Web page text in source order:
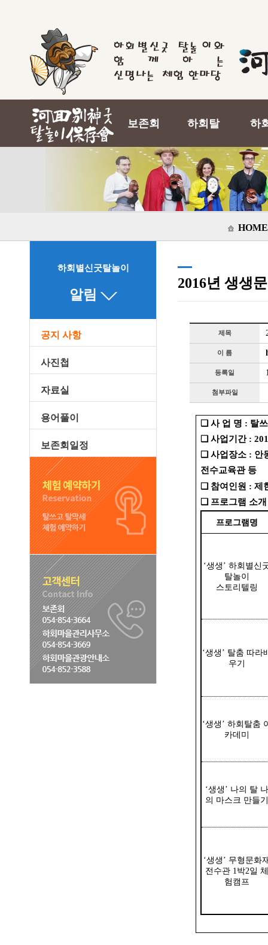
보존회 하회탈 하
HOME
하회별신굿탈놀이
알림
공지 사항
사진첩
자료실
용어풀이
보존회일정
2016년 생생
제목
이 름
등록일
첨부파일
❏ 사 업 명 : 탈
❏ 사업기간 :
❏ 사업장소 : 안
전수교육관 등
❏ 참여인원 : 제
❏ 프로그램 소개
프로그램명
‘생생’ 하회별신
탈놀이
스토리텔링
‘생생’ 탈춤 따라
우기
‘생생’ 하회탈춤
카데미
‘생생’ 나의 탈 나
의 마스크 만들기
‘생생’ 무형문화
전수관 1박2일 체
험캠프